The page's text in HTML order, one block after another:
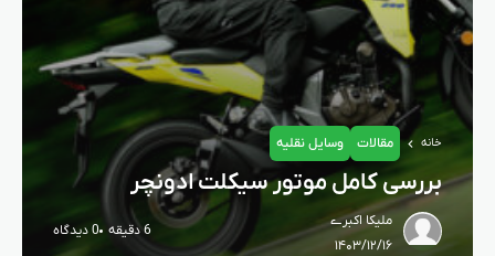
خانه مقالات وسایل نقلیه
بررسی کامل موتور سیکلت‌ ادونچر
ملیکا اکبرے
۱۴۰۳/۱۲/۱۶
6 دقیقه 0 دیدگاه